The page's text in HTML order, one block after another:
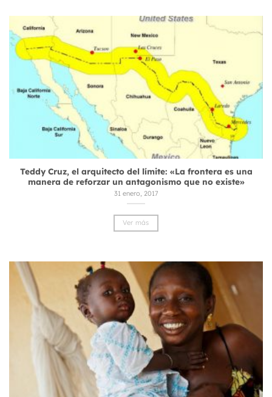
Teddy Cruz, el arquitecto del límite: «La frontera es una
manera de reforzar un antagonismo que no existe»
31 enero, 2017
Ver más